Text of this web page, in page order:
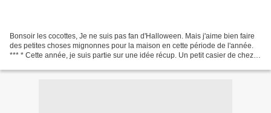
Bonsoir les cocottes, Je ne suis pas fan d'Halloween. Mais j'aime bien faire
des petites choses mignonnes pour la maison en cette période de l'année.
*** * Cette année, je suis partie sur une idée récup. Un petit casier de chez